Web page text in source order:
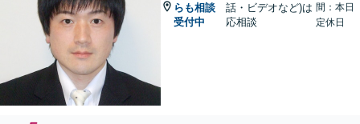
らも相談
受付中
話・ビデオなど)は
応相談
間：本日
定休日